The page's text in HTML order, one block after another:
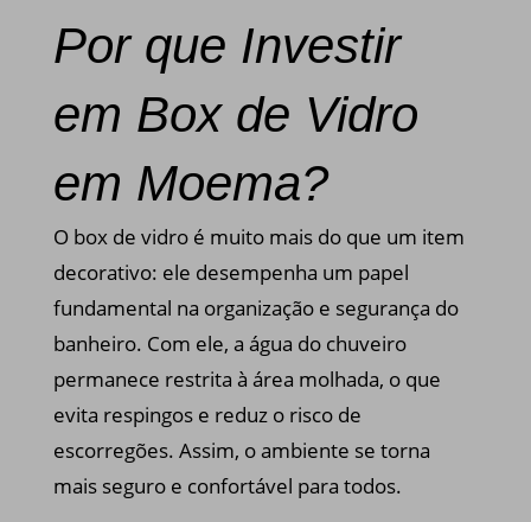
Por que Investir
em Box de Vidro
em Moema?
O box de vidro é muito mais do que um item
decorativo: ele desempenha um papel
fundamental na organização e segurança do
banheiro. Com ele, a água do chuveiro
permanece restrita à área molhada, o que
evita respingos e reduz o risco de
escorregões. Assim, o ambiente se torna
mais seguro e confortável para todos.